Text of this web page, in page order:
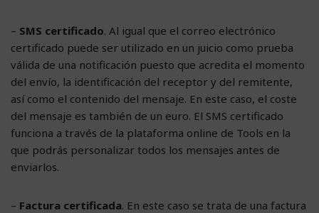
– SMS certificado. Al igual que el correo electrónico
certificado puede ser utilizado en un juicio como prueba
válida de una notificación puesto que acredita el momento
del envío, la identificación del receptor y del remitente,
así como el contenido del mensaje. En este caso, el coste
del mensaje es también de un euro. El SMS certificado
funciona a través de la plataforma online de Tools en la
que podrás personalizar todos los mensajes antes de
enviarlos.
– Factura certificada. En este caso se trata de una factura